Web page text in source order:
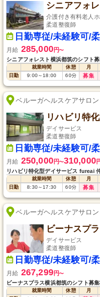
シニアフォ
介護付き有料老人
柔道整復師
日勤専従/未経験可/
月給 285,000円〜
シニアフォレスト横浜都筑のシフト
就業時間 休憩 月
日勤
9:00～18:00 60分 募集
ベルーガヘルスケアサロ
デイサービス
柔道整復師
日勤専従/未経験可/
月給 250,000円〜310,000
リハビリ特化型デイサービス fureai
就業時間 休憩 月
日勤
8:30～17:30 60分 募集
ベルーガヘルスケアサロン
ビーナスプ
デイサービス
柔道整復師
日勤専従/未経験可/
月給 267,299円〜
ビーナスプラス横浜都筑のシフト募
就業時間 休憩 月